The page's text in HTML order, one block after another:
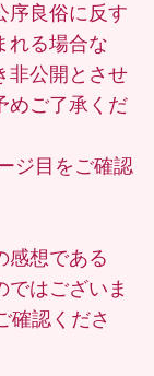
序良俗に反す
れる場合な
非公開とさせ
めご了承くだ
ジ目 をご確認
感想である
ではございま
確認くださ